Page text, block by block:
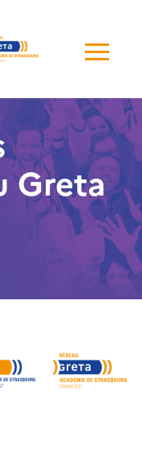
de
Greta